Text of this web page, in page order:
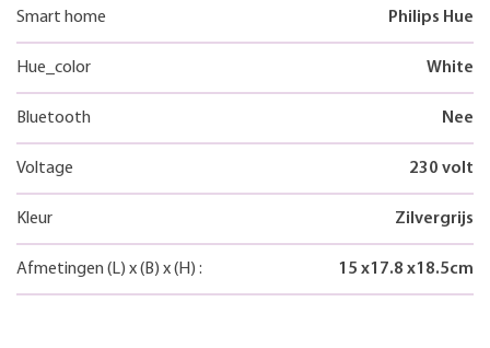
Smart home Philips Hue
Hue_color White
Bluetooth Nee
Voltage 230 volt
Kleur Zilvergrijs
Afmetingen (L) x(B) x(H) : 15 x17.8 x18.5cm